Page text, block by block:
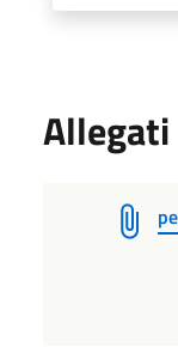
Allegati